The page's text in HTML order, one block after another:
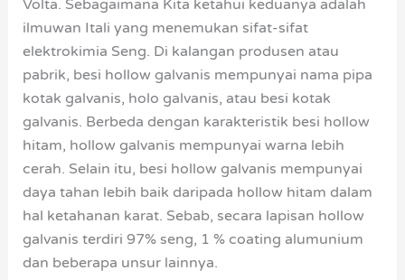
Volta. Sebagaimana Kita ketahui keduanya adalah
ilmuwan Itali yang menemukan sifat-sifat
elektrokimia Seng. Di kalangan produsen atau
pabrik, besi hollow galvanis mempunyai nama pipa
kotak galvanis, holo galvanis, atau besi kotak
galvanis. Berbeda dengan karakteristik besi hollow
hitam, hollow galvanis mempunyai warna lebih
cerah. Selain itu, besi hollow galvanis mempunyai
daya tahan lebih baik daripada hollow hitam dalam
hal ketahanan karat. Sebab, secara lapisan hollow
galvanis terdiri 97% seng, 1 % coating alumunium
dan beberapa unsur lainnya.